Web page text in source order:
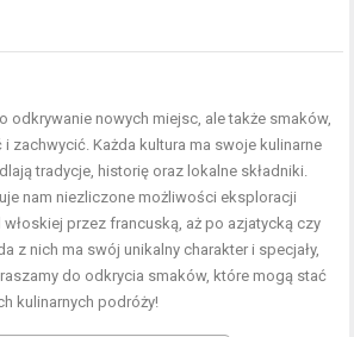
odkrywanie nowych miejsc, ale także smaków,
zachwycić. Każda kultura ma swoje kulinarne
tradycje, historię oraz lokalne składniki.
nam niezliczone możliwości eksploracji
przez francuską, aż po azjatycką czy
z nich ma swój unikalny charakter i specjały,
do odkrycia smaków, które mogą stać
kulinarnych podróży!